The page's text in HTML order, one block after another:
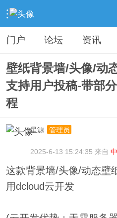
› 分类信息 › 源码模板 › 内容
门户 论坛 资讯
壁纸背景墙/头像/动
支持用户投稿-带部
程
星源
管理员
2025-6-13 15:24:35 来自
这款背景墙/头像/动态壁
用dcloud云开发